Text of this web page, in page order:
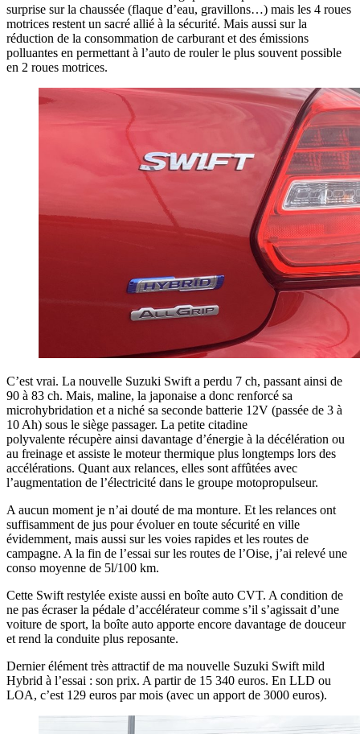
surprise sur la chaussée (flaque d’eau, gravillons…) mais les 4 roues
motrices restent un sacré allié à la sécurité. Mais aussi sur la
réduction de la consommation de carburant et des émissions
polluantes en permettant à l’auto de rouler le plus souvent possible
en 2 roues motrices.
C’est vrai. La nouvelle Suzuki Swift a perdu 7 ch, passant ainsi de
90 à 83 ch. Mais, maline, la japonaise a donc renforcé sa
microhybridation et a niché sa seconde batterie 12V (passée de 3 à
10 Ah) sous le siège passager. La petite citadine
polyvalente récupère ainsi davantage d’énergie à la décélération ou
au freinage et assiste le moteur thermique plus longtemps lors des
accélérations. Quant aux relances, elles sont affûtées avec
l’augmentation de l’électricité dans le groupe motopropulseur.
A aucun moment je n’ai douté de ma monture. Et les relances ont
suffisamment de jus pour évoluer en toute sécurité en ville
évidemment, mais aussi sur les voies rapides et les routes de
campagne. A la fin de l’essai sur les routes de l’Oise, j’ai relevé une
conso moyenne de 5l/100 km.
Cette Swift restylée existe aussi en boîte auto CVT. A condition de
ne pas écraser la pédale d’accélérateur comme s’il s’agissait d’une
voiture de sport, la boîte auto apporte encore davantage de douceur
et rend la conduite plus reposante.
Dernier élément très attractif de ma nouvelle Suzuki Swift mild
Hybrid à l’essai : son prix. A partir de 15 340 euros. En LLD ou
LOA, c’est 129 euros par mois (avec un apport de 3000 euros).